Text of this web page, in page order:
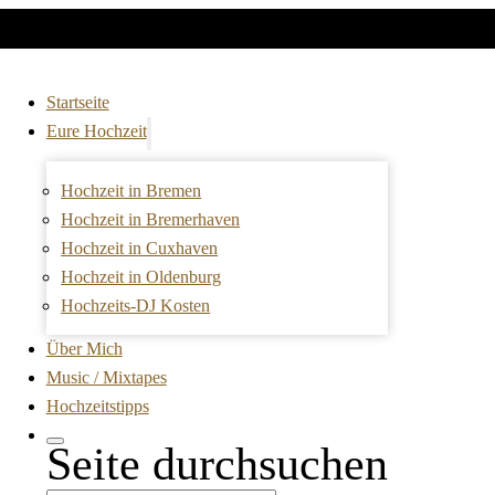
Startseite
Eure Hochzeit
Hochzeit in Bremen
Hochzeit in Bremerhaven
Hochzeit in Cuxhaven
Hochzeit in Oldenburg
Hochzeits-DJ Kosten
Über Mich
Music / Mixtapes
Hochzeitstipps
Seite durchsuchen